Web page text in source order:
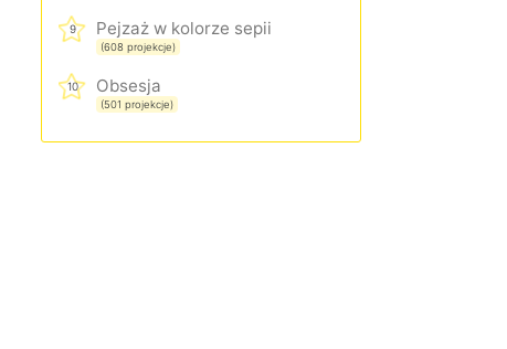
9 Pejzaż w kolorze sepii
(608 projekcje)
10 Obsesja
(501 projekcje)